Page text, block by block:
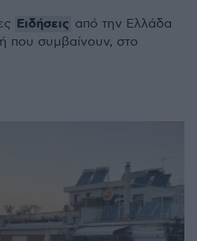
Ειδήσεις από την Ελλάδα
που συμβαίνουν, στο